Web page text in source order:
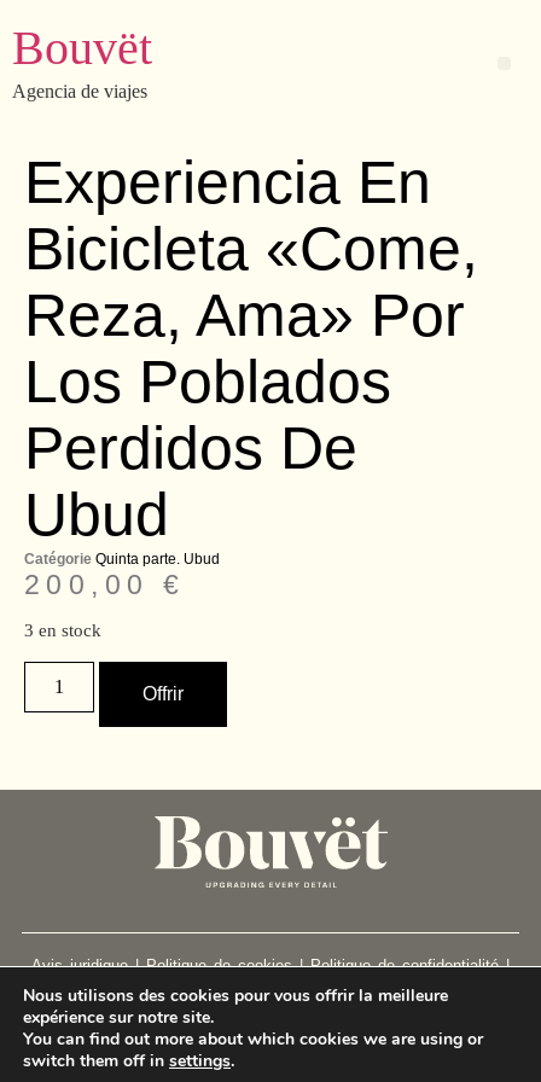
Bouvët
Agencia de viajes
Experiencia En
Bicicleta «Come,
Reza, Ama» Por
Los Poblados
Perdidos De
Ubud
Catégorie Quinta parte. Ubud
200,00 €
3 en stock
Offrir
Avis juridique|Politique de cookies|Politique de confidentialité|
Conditions générales de passation des marchés
2024
Nous utilisons des cookies pour vous offrir la meilleure
expérience sur notre site.
You can find out more about which cookies we are using or
switch them off in settings.